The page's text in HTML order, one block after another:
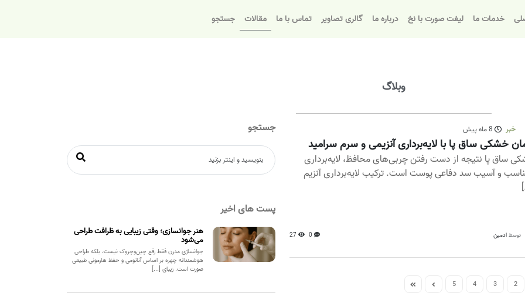
خدمات ما لیفت صورت با نخ درباره ما گالری تصاویر تماس با ما مقالات جستجو
وبلاگ
خبر 8 ماه پیش
خشکی ساق پا با لایه‌برداری آنزیمی و سرم سرامید
ساق پا نتیجه از دست رفتن چربی‌های محافظ، لایه‌برداری
و آسیب سد دفاعی پوست است. ترکیب لایه‌برداری آنزیم
توسطادمین 0
27
2
3
4
5
جستجو
پست های اخیر
هنر جوانسازی؛ وقتی زیبایی به ظرافت طراحی
می‌شود
جوانسازی مدرن فقط رفع چین‌وچروک نیست، بلکه طراحی
هوشمندانه چهره بر اساس آناتومی و حفظ هارمونی طبیعی
صورت است. زیبای [...]